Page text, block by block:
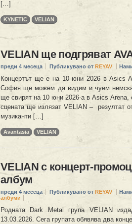
[…]
KYNETIC VELIAN
VELIAN ще подгряват
преди 4 месеца Публикувано от REYAV
Концертът ще е на 10 юни 2026 в Asics
София ще можем да видим и чуем
ще свирят на 10 юни 2026-а в Asics
сцената ще излязат VELIAN – резултат
музиканти […]
Avantasia VELIAN
VELIAN с концерт-
албум
преди 4 месеца Публикувано от REYAV
албуми
Родната Dark Metal група VELIAN
13.03.2026. Сега групата обявява два